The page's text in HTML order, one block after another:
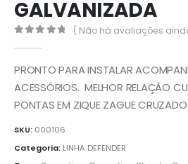
GALVANIZADA
( Não há avaliações
PRONTO PARA INSTALAR
ACESSÓRIOS. MELHOR RELAÇÃO
PONTAS EM ZIQUE ZAGUE
SKU: 000106
Categoria: LINHA DEFENDER